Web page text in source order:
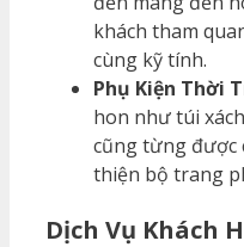
khách tham
cùng kỹ tính.
Phụ Kiện Thời
hon như túi
cũng từng được
thiện bộ trang
Dịch Vụ Khách